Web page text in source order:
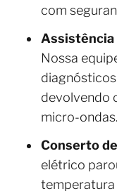
com
Assistência
Nossa
devolvendo
micro-ondas.
Conserto
elétrico
temperatura